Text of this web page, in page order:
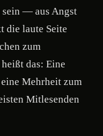
sein — aus Angst
die laute Seite
zum
das: Eine
Mehrheit zum
Mitlesenden